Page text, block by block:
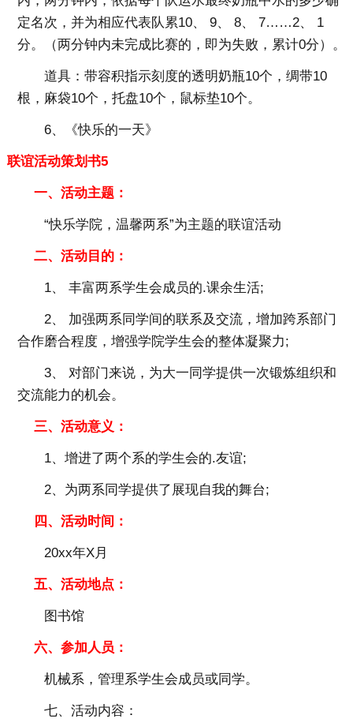
定名次，并为相应代表队累10、 9、 8、 7……2、 1
分。（两分钟内未完成比赛的，即为失败，累计0分）。
道具：带容积指示刻度的透明奶瓶10个，绸带10
根，麻袋10个，托盘10个，鼠标垫10个。
6、《快乐的一天》
联谊活动策划书5
一、活动主题：
“快乐学院，温馨两系”为主题的联谊活动
二、活动目的：
1、 丰富两系学生会成员的.课余生活;
2、 加强两系同学间的联系及交流，增加跨系部门
合作磨合程度，增强学院学生会的整体凝聚力;
3、 对部门来说，为大一同学提供一次锻炼组织和
交流能力的机会。
三、活动意义：
1、增进了两个系的学生会的.友谊;
2、为两系同学提供了展现自我的舞台;
四、活动时间：
20xx年X月
五、活动地点：
图书馆
六、参加人员：
机械系，管理系学生会成员或同学。
七、活动内容：